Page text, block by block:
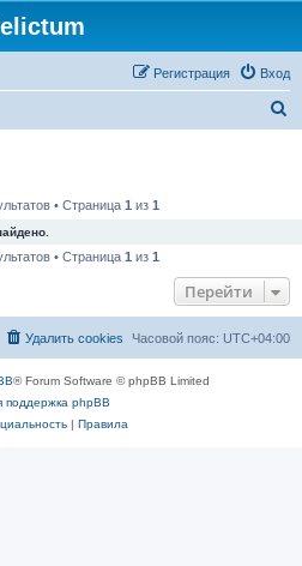
Вход
Регистрация
• Страница 1 из 1
• Страница 1 из 1
Перейти
Часовой пояс: UTC+04:00
Удалить cookies
® Forum Software © phpBB Limited
поддержка phpBB
| Правила